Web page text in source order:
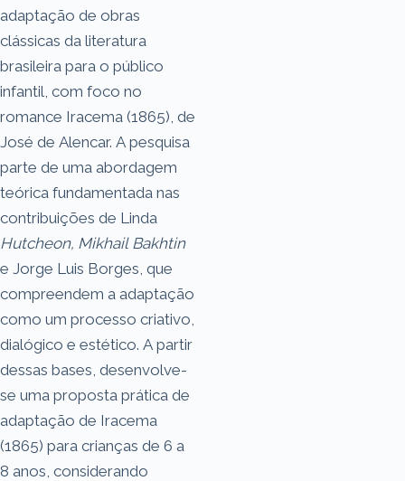
adaptação de obras
clássicas da literatura
brasileira para o público
infantil, com foco no
romance Iracema (1865), de
José de Alencar. A pesquisa
parte de uma abordagem
teórica fundamentada nas
contribuições de Linda
Hutcheon, Mikhail Bakhtin
e Jorge Luis Borges, que
compreendem a adaptação
como um processo criativo,
dialógico e estético. A partir
dessas bases, desenvolve-
se uma proposta prática de
adaptação de Iracema
(1865) para crianças de 6 a
8 anos, considerando